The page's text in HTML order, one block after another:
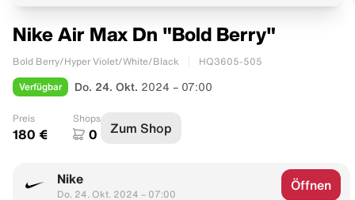
Nike Air Max Dn "Bold Berry"
Bold Berry/Hyper Violet/White/Black HQ3605-505
Verfügbar Do. 24. Okt. 2024 – 07:00
Preis
180 €
Shops
0 Zum Shop
Nike
Do. 24. Okt. 2024 – 07:00
Öffnen